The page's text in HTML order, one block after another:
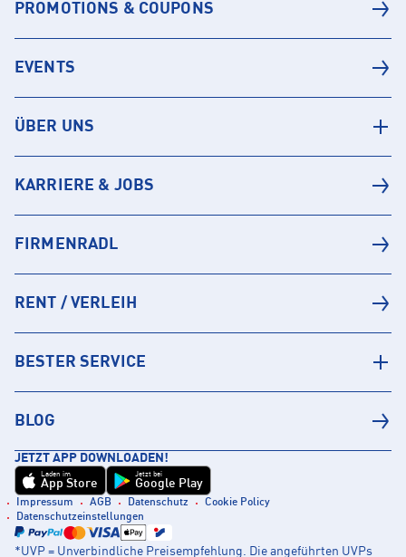
PROMOTIONS & COUPONS
EVENTS
ÜBER UNS
KARRIERE & JOBS
FIRMENRADL
RENT / VERLEIH
BESTER SERVICE
BLOG
JETZT APP DOWNLOADEN!
Laden im
App Store
Jetzt bei
Google Play
Impressum AGB Datenschutz
Cookie Policy
Datenschutzeinstellungen
*UVP = Unverbindliche Preisempfehlung. Die angeführten UVPs